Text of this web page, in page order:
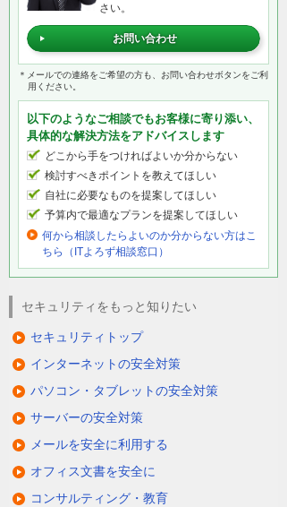
さい。
お問い合わせ
＊メールでの連絡をご希望の方も、お問い合わせボタンをご利
用ください。
以下のようなご相談でもお客様に寄り添い、
具体的な解決方法をアドバイスします
どこから手をつければよいか分からない
検討すべきポイントを教えてほしい
自社に必要なものを提案してほしい
予算内で最適なプランを提案してほしい
何から相談したらよいのか分からない方はこ
ちら（ITよろず相談窓口）
セキュリティをもっと知りたい
セキュリティトップ
インターネットの安全対策
パソコン・タブレットの安全対策
サーバーの安全対策
メールを安全に利用する
オフィス文書を安全に
コンサルティング・教育